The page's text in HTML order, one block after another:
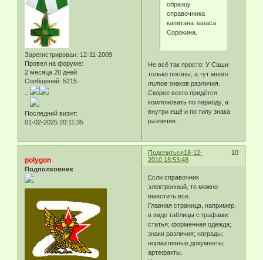
Зарегистрирован: 12-11-2009
Провел на форуме:
2 месяца 20 дней
Сообщений: 5215
.:
Последний визит:
01-02-2025 20:11:35
образцу
справочника
капитана запаса
Сорокина.
Не всё так просто: У Саши
только погоны, а тут много
типов знаков различия.
Скорее всего придётся
компоновать по периоду, а
внутри ещё и по типу знака
различия.
Поделиться 10
18-12-
2010 18:53:48
polygon
Подполковник
Если справочник
электронный, то можно
вместить все.
Главная страница, например,
в виде таблицы с графами:
статья; форменная одежда;
знаки различия; награды;
нормативные документы;
артефакты.